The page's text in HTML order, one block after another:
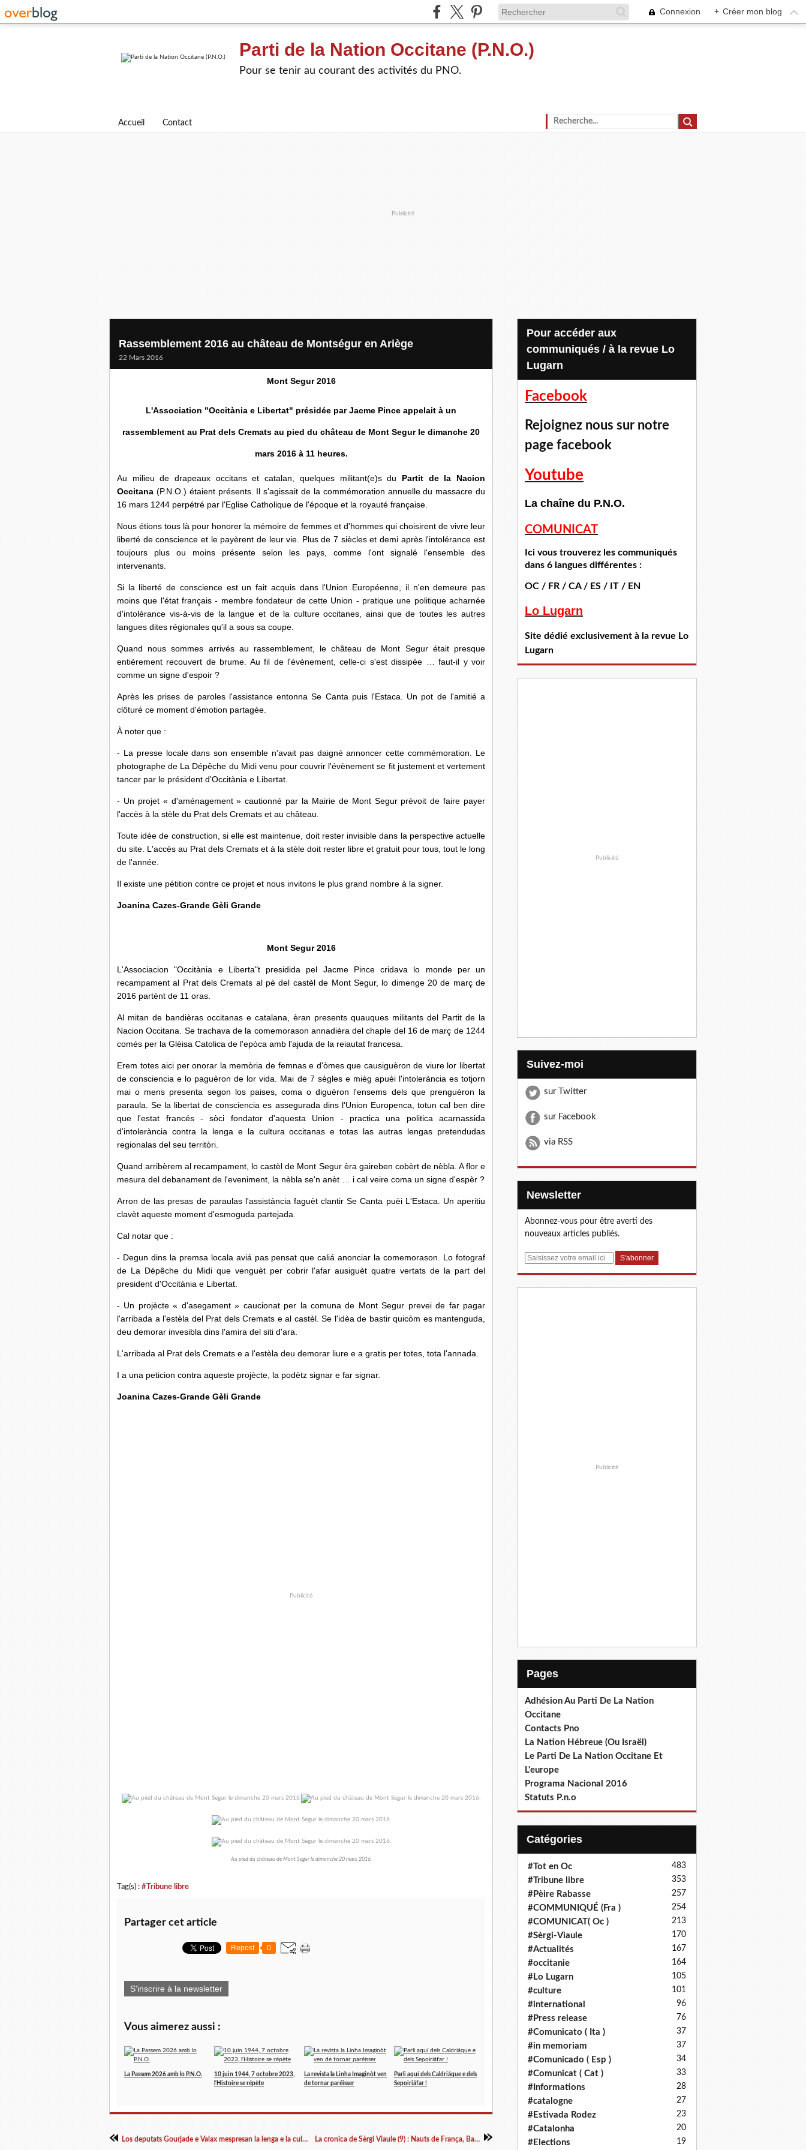
Connexion + Créer mon blog
Parti de la Nation Occitane (P.N.O.)
Pour se tenir au courant des activités du PNO.
Accueil Contact
Publicité
Rassemblement 2016 au château de Montségur en Ariège
22 Mars 2016
Mont Segur 2016
L'Association "Occitània e Libertat" présidée par Jacme Pince appelait à un
rassemblement au Prat dels Cremats au pied du château de Mont Segur le dimanche 20
mars 2016 à 11 heures.
Au milieu de drapeaux occitans et catalan, quelques militant(e)s du Partit de la Nacion
Occitana (P.N.O.) étaient présents. Il s'agissait de la commémoration annuelle du massacre du
16 mars 1244 perpétré par l'Eglise Catholique de l'époque et la royauté française.
Nous étions tous là pour honorer la mémoire de femmes et d'hommes qui choisirent de vivre leur
liberté de conscience et le payèrent de leur vie. Plus de 7 siècles et demi après l'intolérance est
toujours plus ou moins présente selon les pays, comme l'ont signalé l'ensemble des
intervenants.
Si la liberté de conscience est un fait acquis dans l'Union Européenne, il n'en demeure pas
moins que l'état français - membre fondateur de cette Union - pratique une politique acharnée
d'intolérance vis-à-vis de la langue et de la culture occitanes, ainsi que de toutes les autres
langues dites régionales qu'il a sous sa coupe.
Quand nous sommes arrivés au rassemblement, le château de Mont Segur était presque
entièrement recouvert de brume. Au fil de l'évènement, celle-ci s'est dissipée … faut-il y voir
comme un signe d'espoir ?
Après les prises de paroles l'assistance entonna Se Canta puis l'Estaca. Un pot de l'amitié a
clôturé ce moment d'émotion partagée.
À noter que :
- La presse locale dans son ensemble n'avait pas daigné annoncer cette commémoration. Le
photographe de La Dépêche du Midi venu pour couvrir l'évènement se fit justement et vertement
tancer par le président d'Occitània e Libertat.
- Un projet « d'aménagement » cautionné par la Mairie de Mont Segur prévoit de faire payer
l'accès à la stèle du Prat dels Cremats et au château.
Toute idée de construction, si elle est maintenue, doit rester invisible dans la perspective actuelle
du site. L'accès au Prat dels Cremats et à la stèle doit rester libre et gratuit pour tous, tout le long
de l'année.
Il existe une pétition contre ce projet et nous invitons le plus grand nombre à la signer.
Joanina Cazes-Grande Gèli Grande
Mont Segur 2016
L'Associacion "Occitània e Liberta"t presidida pel Jacme Pince cridava lo monde per un
recampament al Prat dels Cremats al pè del castèl de Mont Segur, lo dimenge 20 de març de
2016 partènt de 11 oras.
Al mitan de bandièras occitanas e catalana, èran presents quauques militants del Partit de la
Nacion Occitana. Se trachava de la comemorason annadièra del chaple del 16 de març de 1244
comés per la Glèisa Catolica de l'epòca amb l'ajuda de la reiautat francesa.
Erem totes aici per onorar la memòria de femnas e d'òmes que causiguèron de viure lor libertat
de consciencia e lo paguèron de lor vida. Mai de 7 sègles e mièg apuèi l'intolerància es totjorn
mai o mens presenta segon los paises, coma o diguèron l'ensems dels que prenguèron la
paraula. Se la libertat de consciencia es assegurada dins l'Union Europenca, totun cal ben dire
que l'estat francés - sòci fondator d'aquesta Union - practica una politica acarnassida
d'intolerància contra la lenga e la cultura occitanas e totas las autras lengas pretendudas
regionalas del seu territòri.
Quand arribèrem al recampament, lo castèl de Mont Segur èra gaireben cobèrt de nèbla. A flor e
mesura del debanament de l'eveniment, la nèbla se'n anèt … i cal veire coma un signe d'espèr ?
Arron de las presas de paraulas l'assistància faguèt clantir Se Canta puèi L'Estaca. Un aperitiu
clavèt aqueste moment d'esmoguda partejada.
Cal notar que :
- Degun dins la premsa locala aviá pas pensat que caliá anonciar la comemorason. Lo fotograf
de La Dépêche du Midi que venguèt per cobrir l'afar ausiguèt quatre vertats de la part del
president d'Occitània e Libertat.
- Un projècte « d'asegament » caucionat per la comuna de Mont Segur prevei de far pagar
l'arribada a l'estèla del Prat dels Cremats e al castèl. Se l'idèa de bastir quicòm es mantenguda,
deu demorar invesibla dins l'amira del siti d'ara.
L'arribada al Prat dels Cremats e a l'estèla deu demorar liure e a gratis per totes, tota l'annada.
I a una peticion contra aqueste projècte, la podètz signar e far signar.
Joanina Cazes-Grande Gèli Grande
Publicité
Au pied du château de Mont Segur le dimanche 20 mars 2016.
Tag(s) : #Tribune libre
Partager cet article
Repost 0
S'inscrire à la newsletter
Vous aimerez aussi :
La Passem 2026 amb lo P.N.O.
10 juin 1944, 7 octobre 2023,
l'Histoire se répète
La revista la Linha Imaginòt ven
de tornar paréisser
Parli aquí dels Caldriáque e dels
Sepoiriáfar !
Los deputats Gourjade e Valax mespresan la lenga e la cultura occitanas La cronica de Sèrgi Viaule (9) : Nauts de França, Bas-de-França !
Pour accéder aux
communiqués / à la revue Lo
Lugarn
Facebook
Rejoignez nous sur notre
page facebook
Youtube
La chaîne du P.N.O.
COMUNICAT
Ici vous trouverez les communiqués
dans 6 langues différentes :
OC / FR / CA / ES / IT / EN
Lo Lugarn
Site dédié exclusivement à la revue Lo
Lugarn
Publicité
Suivez-moi
sur Twitter
sur Facebook
via RSS
Newsletter
Abonnez-vous pour être averti des
nouveaux articles publiés.
E
Publicité
Pages
Adhésion Au Parti De La Nation
Occitane
Contacts Pno
La Nation Hébreue (Ou Israël)
Le Parti De La Nation Occitane Et
L'europe
Programa Nacional 2016
Statuts P.n.o
Catégories
#Tot en Oc 483
#Tribune libre 353
#Pèire Rabasse 257
#COMMUNIQUÉ (Fra ) 254
#COMUNICAT( Oc ) 213
#Sèrgi-Viaule 170
#Actualités 167
#occitanie 164
#Lo Lugarn 105
#culture 101
#international 96
#Press release 76
#Comunicato ( Ita ) 37
#in memoriam 37
#Comunicado ( Esp ) 34
#Comunicat ( Cat ) 33
#Informations 28
#catalogne 27
#Estivada Rodez 23
#Catalonha 20
#Elections 19